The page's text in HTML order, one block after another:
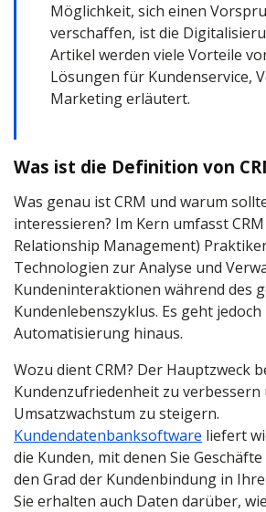
Möglichkeit, sich einen
verschaffen, ist die
Artikel werden viele Vorteile
Lösungen für Kundenservice,
Marketing erläutert.
Was ist die Definition von
Was genau ist CRM und warum
interessieren? Im Kern umfasst
Relationship Management)
Technologien zur Analyse und
Kundeninteraktionen während des
Kundenlebenszyklus. Es geht
Automatisierung hinaus.
Wozu dient CRM? Der Hauptzweck
Kundenzufriedenheit zu verbessern
Umsatzwachstum zu steigern.
Kundendatenbanksoftware liefert
die Kunden, mit denen Sie
den Grad der Kundenbindung in
Sie erhalten auch Daten darüber,